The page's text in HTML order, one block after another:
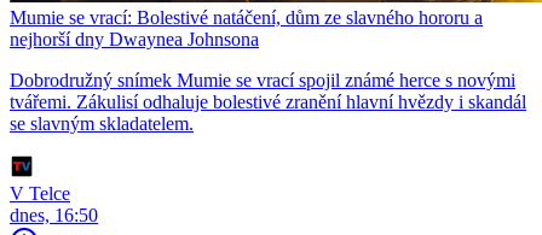
Mumie se vrací: Bolestivé natáčení, dům ze slavného hororu a
nejhorší dny Dwaynea Johnsona
Dobrodružný snímek Mumie se vrací spojil známé herce s novými
tvářemi. Zákulisí odhaluje bolestivé zranění hlavní hvězdy i skandál
se slavným skladatelem.
V Telce
dnes, 16:50